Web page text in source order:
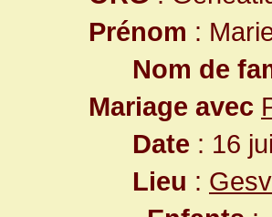
Prénom :
Nom de
Mariage avec
Date : 16
Lieu :